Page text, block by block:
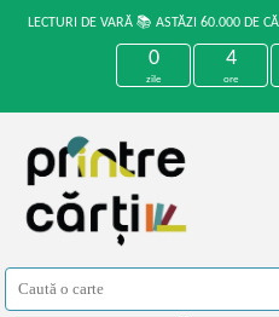
LECTURI DE VARĂ 📚 ASTĂZI 60.000 DE
0
zile
4
ore